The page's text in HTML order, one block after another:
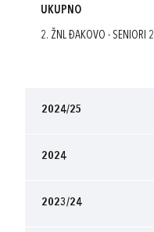
UKUPNO
2. ŽNL ĐAKOVO - SENIORI
2024/25
2024
2023/24